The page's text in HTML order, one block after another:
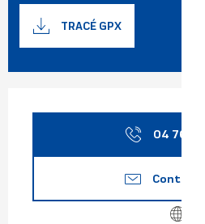
Documentatie
TRACÉ GPX
04 76